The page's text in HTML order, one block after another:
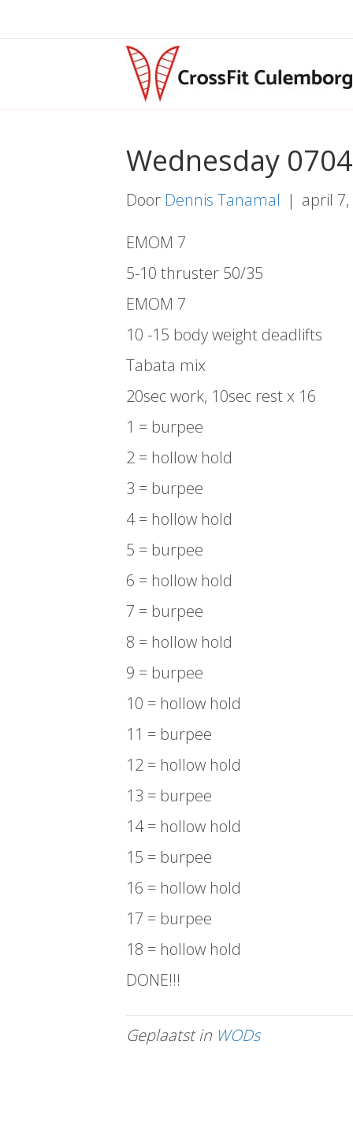
Wednesday
Door Dennis Tanamal | april
EMOM 7
5-10 thruster 50/35
EMOM 7
10 -15 body weight deadlifts
Tabata mix
20sec work, 10sec rest x 16
1 = burpee
2 = hollow hold
3 = burpee
4 = hollow hold
5 = burpee
6 = hollow hold
7 = burpee
8 = hollow hold
9 = burpee
10 = hollow hold
11 = burpee
12 = hollow hold
13 = burpee
14 = hollow hold
15 = burpee
16 = hollow hold
17 = burpee
18 = hollow hold
DONE!!!
Geplaatst in WODs